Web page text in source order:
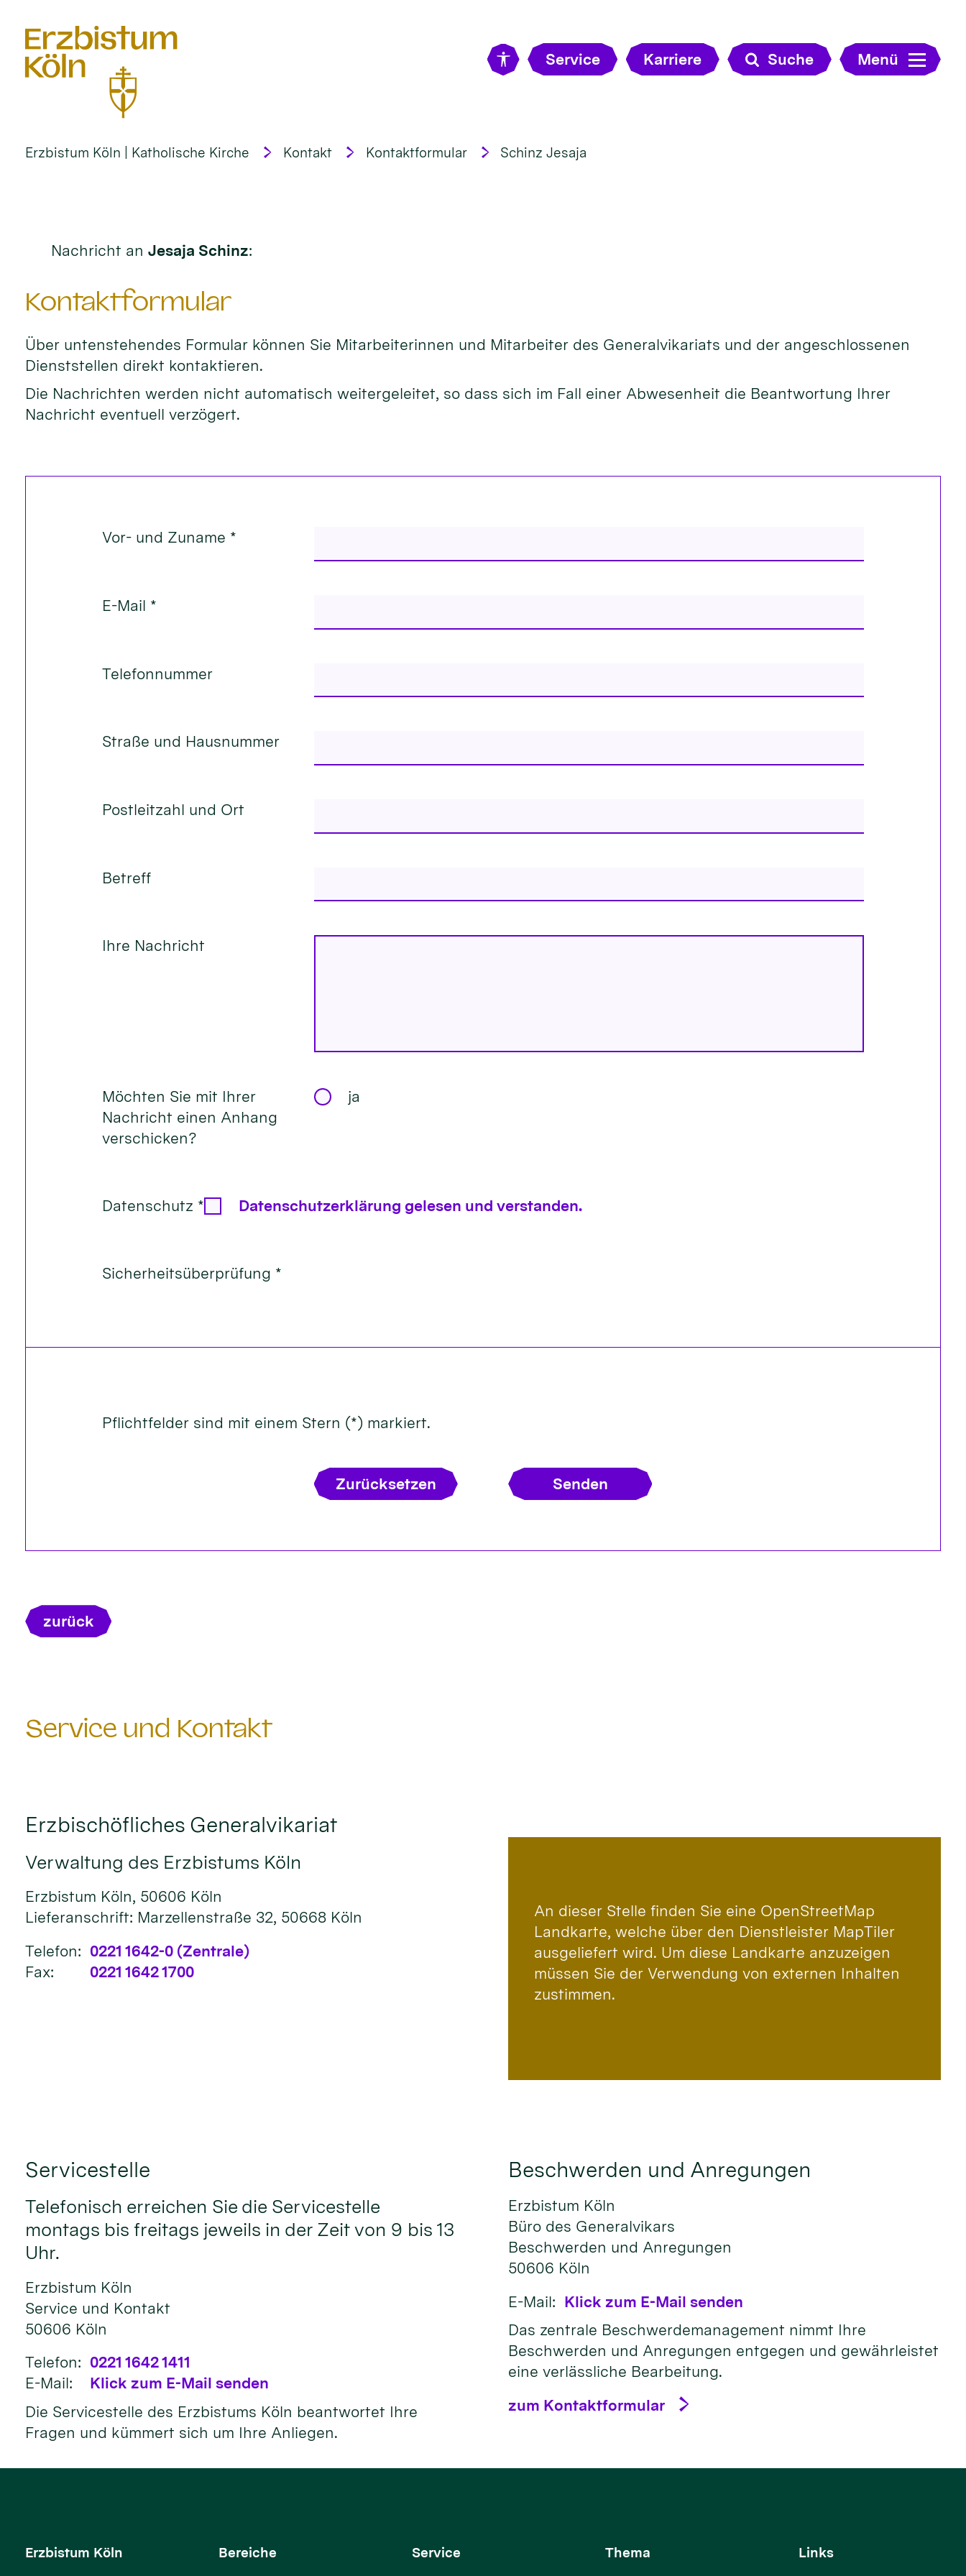
Service Karriere Suche Menü
Erzbistum Köln | Katholische Kirche Kontakt Kontaktformular Schinz Jesaja
Nachricht an Jesaja Schinz:
Kontaktformular
Über untenstehendes Formular können Sie Mitarbeiterinnen und Mitarbeiter des Generalvikariats und der angeschlossenen
Dienststellen direkt kontaktieren.
Die Nachrichten werden nicht automatisch weitergeleitet, so dass sich im Fall einer Abwesenheit die Beantwortung Ihrer
Nachricht eventuell verzögert.
Vor- und Zuname *
E-Mail *
Telefonnummer
Straße und Hausnummer
Postleitzahl und Ort
Betreff
Ihre Nachricht
Möchten Sie mit Ihrer
Nachricht einen Anhang
verschicken?
ja
Datenschutz * Datenschutzerklärung gelesen und verstanden.
Sicherheitsüberprüfung *
Pflichtfelder sind mit einem Stern (*) markiert.
Zurücksetzen
zurück
Service und Kontakt
Erzbischöfliches Generalvikariat
Verwaltung des Erzbistums Köln
Erzbistum Köln, 50606 Köln
Lieferanschrift: Marzellenstraße 32, 50668 Köln
Telefon: 0221 1642-0 (Zentrale)
Fax:
0221 1642 1700
An dieser Stelle finden Sie eine OpenStreetMap
Landkarte, welche über den Dienstleister MapTiler
ausgeliefert wird. Um diese Landkarte anzuzeigen
müssen Sie der Verwendung von externen Inhalten
zustimmen.
Servicestelle
Telefonisch erreichen Sie die Servicestelle
montags bis freitags jeweils in der Zeit von 9 bis 13
Uhr.
Erzbistum Köln
Service und Kontakt
50606 Köln
Telefon: 0221 1642 1411
E-Mail:
Klick zum E-Mail senden
Die Servicestelle des Erzbistums Köln beantwortet Ihre
Fragen und kümmert sich um Ihre Anliegen.
Beschwerden und Anregungen
Erzbistum Köln
Büro des Generalvikars
Beschwerden und Anregungen
50606 Köln
E-Mail: Klick zum E-Mail senden
Das zentrale Beschwerdemanagement nimmt Ihre
Beschwerden und Anregungen entgegen und gewährleistet
eine verlässliche Bearbeitung.
zum Kontaktformular
Erzbistum Köln Bereiche Service Thema Links